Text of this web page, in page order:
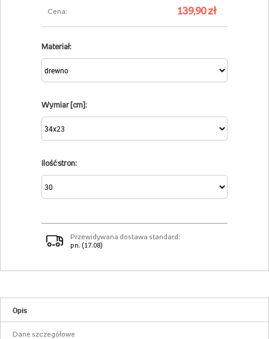
Cena: 139,90 zł
Materiał:
Wymiar [cm]:
Ilość stron:
Przewidywana dostawa standard:
pn. (17.08)
Opis
Dane szczegółowe